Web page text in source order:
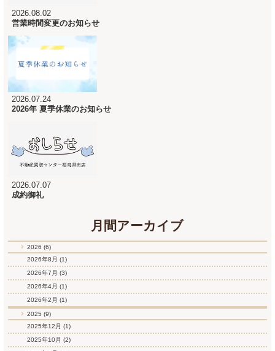
2026.08.02
営業時間変更のお知らせ
2026.07.24
2026年 夏季休業のお知らせ
2026.07.07
成約御礼
月間アーカイブ
2026 (6)
2026年8月 (1)
2026年7月 (3)
2026年4月 (1)
2026年2月 (1)
2025 (9)
2025年12月 (1)
2025年10月 (2)